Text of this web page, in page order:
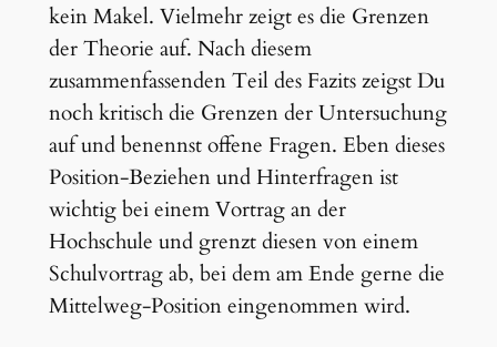
kein Makel. Vielmehr zeigt es die Grenzen
der Theorie auf. Nach diesem
zusammenfassenden Teil des Fazits zeigst Du
noch kritisch die Grenzen der Untersuchung
auf und benennst offene Fragen. Eben dieses
Position-Beziehen und Hinterfragen ist
wichtig bei einem Vortrag an der
Hochschule und grenzt diesen von einem
Schulvortrag ab, bei dem am Ende gerne die
Mittelweg-Position eingenommen wird.